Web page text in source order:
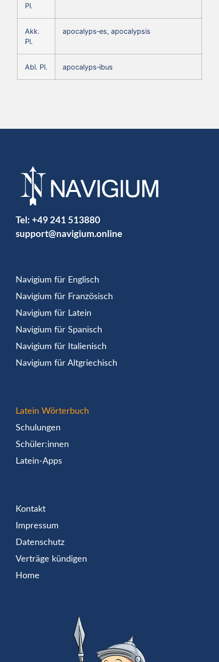
Pl.
Akk.
Pl.
apocalyps‑es, apocalypsis
Abl. Pl. apocalyps‑ibus
Tel: +49 241 513880
support@navigium.online
Navigium für Englisch
Navigium für Französisch
Navigium für Latein
Navigium für Spanisch
Navigium für Italienisch
Navigium für Altgriechisch
Latein Wörterbuch
Schulungen
Schüler:innen
Latein-Apps
Kontakt
Impressum
Datenschutz
Verträge kündigen
Home